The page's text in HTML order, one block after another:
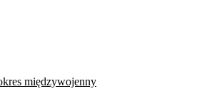
międzywojenny